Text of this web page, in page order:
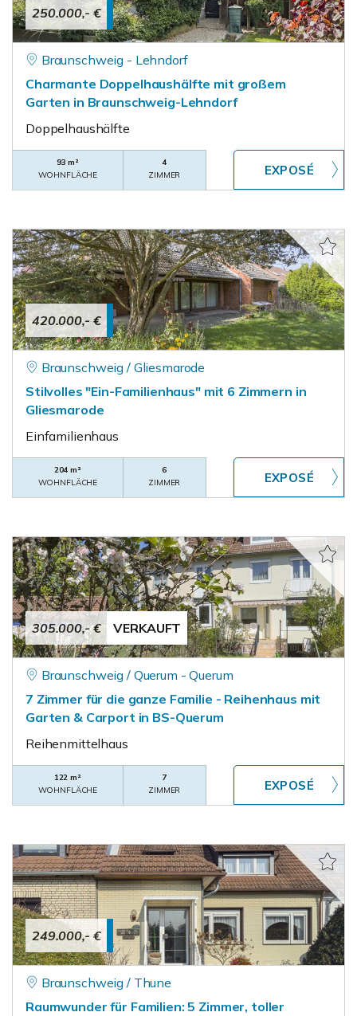
250.000,- €
Braunschweig - Lehndorf
Charmante Doppelhaushälfte mit großem
Garten in Braunschweig-Lehndorf
Doppelhaushälfte
93 m²
WOHNFLÄCHE
4
ZIMMER
420.000,- €
Braunschweig / Gliesmarode
Stilvolles "Ein-Familienhaus" mit 6 Zimmern in
Gliesmarode
Einfamilienhaus
204 m²
WOHNFLÄCHE
6
ZIMMER
305.000,- € VERKAUFT
Braunschweig / Querum - Querum
7 Zimmer für die ganze Familie - Reihenhaus mit
Garten & Carport in BS-Querum
Reihenmittelhaus
122 m²
WOHNFLÄCHE
7
ZIMMER
249.000,- €
Braunschweig / Thune
Raumwunder für Familien: 5 Zimmer, toller